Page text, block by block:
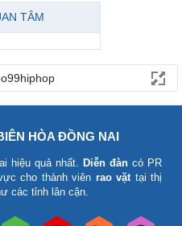
TÂM
HÒA ĐỒNG NAI
hiệu quả nhất. Diễn đàn có PR
cho thành viên rao vặttại thị
các tỉnh lân cận.